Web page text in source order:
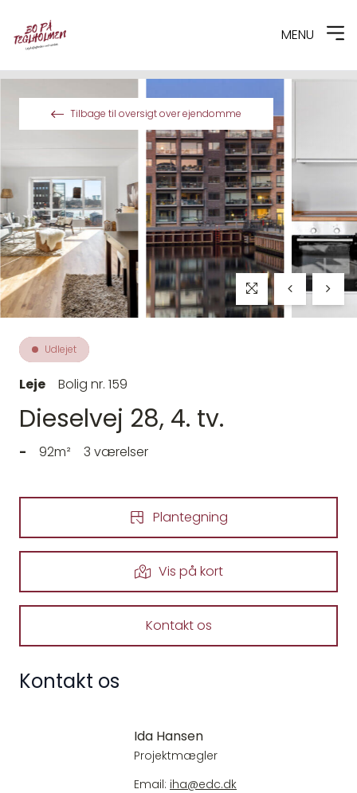
MENU
Tilbage til oversigt over ejendomme
Udlejet
Leje Bolig nr. 159
Dieselvej 28, 4. tv.
- 92m² 3 værelser
Plantegning
Vis på kort
Kontakt os
Kontakt os
Ida Hansen
Projektmægler
Email: iha@edc.dk